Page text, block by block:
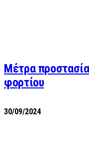
Μέτρα
φορτίου
30/09/2024